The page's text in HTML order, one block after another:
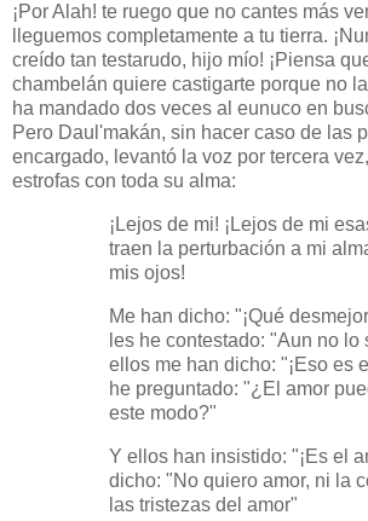
¡Por Alah! te ruego que no cantes más
lleguemos completamente a tu tierra.
creído tan testarudo, hijo mío! ¡Piensa
chambelán quiere castigarte porque no
ha mandado dos veces al eunuco en
Pero Daul'makán, sin hacer caso de las
encargado, levantó la voz por tercera
estrofas con toda su alma:
¡Lejos de mi! ¡Lejos de mi
traen la perturbación a mi
mis ojos!
Me han dicho: "¡Qué
les he contestado: "Aun no lo
ellos me han dicho: "¡Eso es
he preguntado: "¿El amor
este modo?"
Y ellos han insistido: "¡Es el
dicho: "No quiero amor, ni la
las tristezas del amor"